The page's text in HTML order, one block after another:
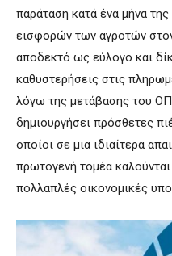
παράταση κατά ένα μήνα
εισφορών των αγροτών
αποδεκτό ως εύλογο και
καθυστερήσεις στις
λόγω της μετάβασης του
δημιουργήσει πρόσθετες
οποίοι σε μια ιδιαίτερα
πρωτογενή τομέα
πολλαπλές οικονομικές